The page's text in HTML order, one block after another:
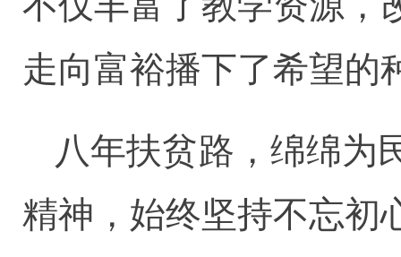
走向富裕播下了希望的
八年扶贫路，绵绵为
精神，始终坚持不忘初